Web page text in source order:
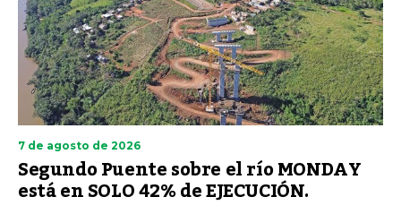
7 de agosto de 2026
Segundo Puente sobre el río MONDAY
está en SOLO 42% de EJECUCIÓN.